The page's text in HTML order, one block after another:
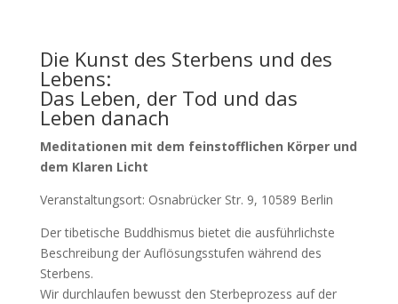
Die Kunst des Sterbens und des
Lebens:
Das Leben, der Tod und das
Leben danach
Meditationen mit dem feinstofflichen Körper und
dem Klaren Licht
Veranstaltungsort: Osnabrücker Str. 9, 10589 Berlin
Der tibetische Buddhismus bietet die ausführlichste
Beschreibung der Auflösungsstufen während des
Sterbens.
Wir durchlaufen bewusst den Sterbeprozess auf der